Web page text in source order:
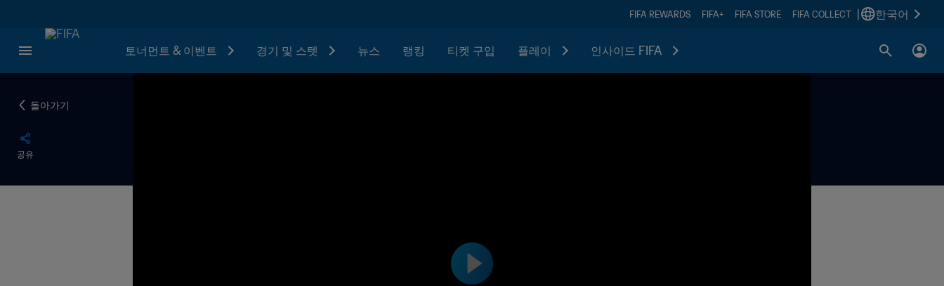
FIFA REWARDS FIFA+ FIFA STORE FIFA COLLECT 한국어
토너먼트 & 이벤트 경기 및 스텟 뉴스 랭킹 티켓 구입 플레이 인사이드 FIFA
돌아가기
공유